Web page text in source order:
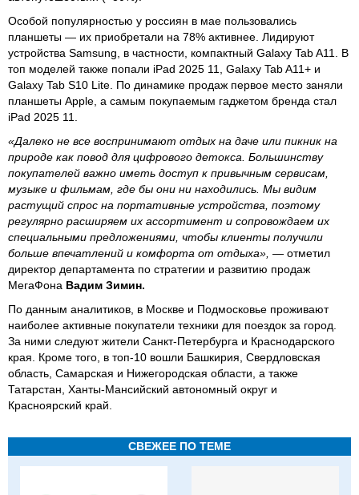
Особой популярностью у россиян в мае пользовались
планшеты — их приобретали на 78% активнее. Лидируют
устройства Samsung, в частности, компактный Galaxy Tab A11. В
топ моделей также попали iPad 2025 11, Galaxy Tab A11+ и
Galaxy Tab S10 Lite. По динамике продаж первое место заняли
планшеты Apple, а самым покупаемым гаджетом бренда стал
iPad 2025 11.
«Далеко не все воспринимают отдых на даче или пикник на
природе как повод для цифрового детокса. Большинству
покупателей важно иметь доступ к привычным сервисам,
музыке и фильмам, где бы они ни находились. Мы видим
растущий спрос на портативные устройства, поэтому
регулярно расширяем их ассортимент и сопровождаем их
специальными предложениями, чтобы клиенты получили
больше впечатлений и комфорта от отдыха», — отметил
директор департамента по стратегии и развитию продаж
МегаФона Вадим Зимин.
По данным аналитиков, в Москве и Подмосковье проживают
наиболее активные покупатели техники для поездок за город.
За ними следуют жители Санкт‑Петербурга и Краснодарского
края. Кроме того, в топ-10 вошли Башкирия, Свердловская
область, Самарская и Нижегородская области, а также
Татарстан, Ханты-Мансийский автономный округ и
Красноярский край.
СВЕЖЕЕ ПО ТЕМЕ